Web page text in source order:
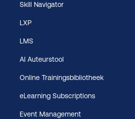
Skill Navigator
LXP
LMS
AI Auteurstool
Online Trainingsbibliotheek
eLearning Subscriptions
Event Management